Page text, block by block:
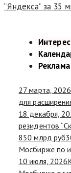
“Яндекса” за 35
Реклама
27 марта, 2026
для
18 декабря,
резидентов
850 млрд руб
Мосбирже по
10 июля, 2026